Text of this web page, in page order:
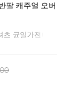
팔 캐주얼 오버
츠 균일가전!